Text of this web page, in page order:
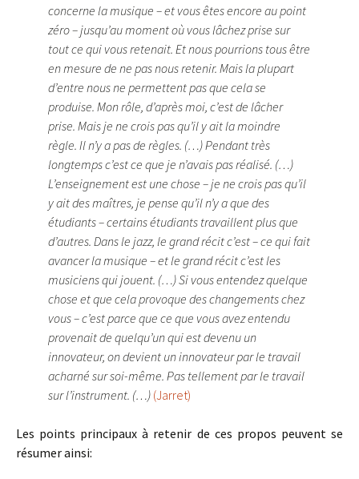
concerne la musique – et vous êtes encore au point
zéro – jusqu’au moment où vous lâchez prise sur
tout ce qui vous retenait. Et nous pourrions tous être
en mesure de ne pas nous retenir. Mais la plupart
d’entre nous ne permettent pas que cela se
produise. Mon rôle, d’après moi, c’est de lâcher
prise. Mais je ne crois pas qu’il y ait la moindre
règle. Il n’y a pas de règles. (…) Pendant très
longtemps c’est ce que je n’avais pas réalisé. (…)
L’enseignement est une chose – je ne crois pas qu’il
y ait des maîtres, je pense qu’il n’y a que des
étudiants – certains étudiants travaillent plus que
d’autres. Dans le jazz, le grand récit c’est – ce qui fait
avancer la musique – et le grand récit c’est les
musiciens qui jouent. (…) Si vous entendez quelque
chose et que cela provoque des changements chez
vous – c’est parce que ce que vous avez entendu
provenait de quelqu’un qui est devenu un
innovateur, on devient un innovateur par le travail
acharné sur soi-même. Pas tellement par le travail
sur l’instrument. (…) (Jarret)
Les points principaux à retenir de ces propos peuvent se
résumer ainsi: